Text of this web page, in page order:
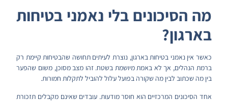
מה הסיכונים בלי נאמני בטיחות
בארגון?
כאשר אין נאמני בטיחות בארגון, נוצרת לעיתים תחושה שהבטיחות קיימת רק
ברמת הנהלים, אך לא באמת מיושמת בשטח. זהו מצב מסוכן, משום שהפער
בין מה שכתוב לבין מה שקורה בפועל עלול להוביל לתקלות חמורות.
אחד הסיכונים המרכזיים הוא חוסר מודעות. עובדים שאינם מקבלים תזכורת